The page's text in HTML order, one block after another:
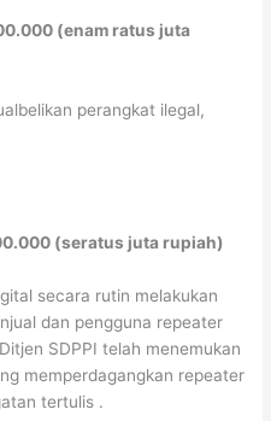
(enam ratus juta
perangkat ilegal,
(seratus juta rupiah)
secara rutin melakukan
dan pengguna repeater
SDPPI telah menemukan
memperdagangkan repeater
tertulis .